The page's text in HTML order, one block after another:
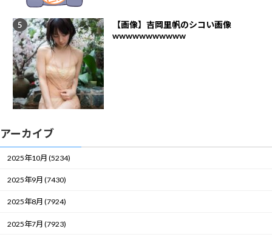
【画像】吉岡里帆のシコい画像
wwwwwwwwwww
アーカイブ
2025年10月 (5234)
2025年9月 (7430)
2025年8月 (7924)
2025年7月 (7923)